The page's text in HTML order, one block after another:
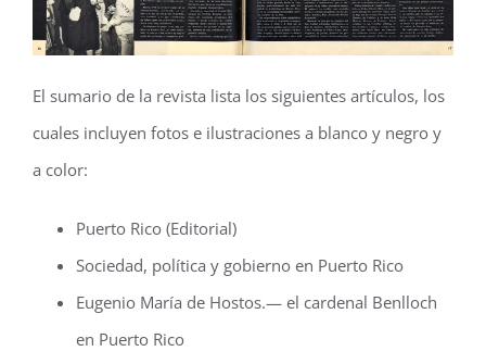
El sumario de la revista lista los siguientes artículos, los
cuales incluyen fotos e ilustraciones a blanco y negro y
a color:
Puerto Rico (Editorial)
Sociedad, política y gobierno en Puerto Rico
Eugenio María de Hostos.— el cardenal Benlloch
en Puerto Rico